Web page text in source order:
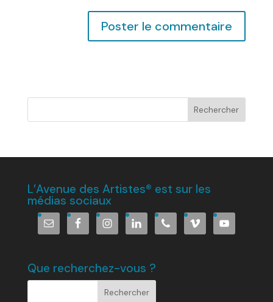
L’Avenue des Artistes® est sur les
médias sociaux
Que recherchez-vous ?